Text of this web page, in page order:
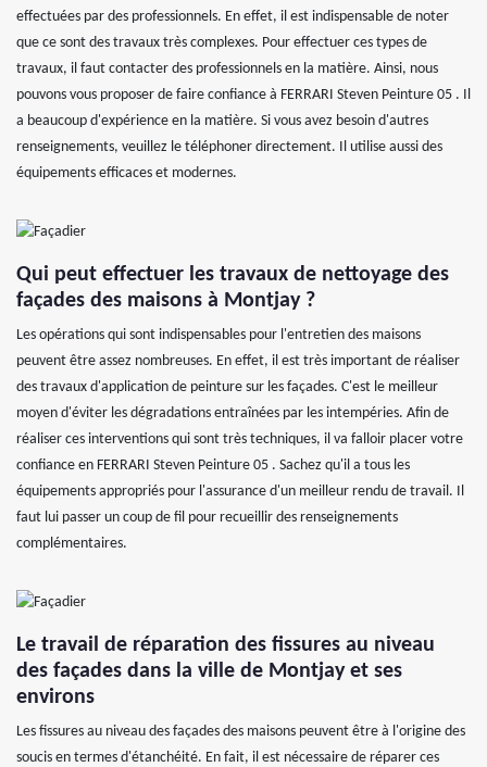
effectuées par des professionnels. En effet, il est indispensable de noter
que ce sont des travaux très complexes. Pour effectuer ces types de
travaux, il faut contacter des professionnels en la matière. Ainsi, nous
pouvons vous proposer de faire confiance à FERRARI Steven Peinture 05 . Il
a beaucoup d'expérience en la matière. Si vous avez besoin d'autres
renseignements, veuillez le téléphoner directement. Il utilise aussi des
équipements efficaces et modernes.
Qui peut effectuer les travaux de nettoyage des
façades des maisons à Montjay ?
Les opérations qui sont indispensables pour l'entretien des maisons
peuvent être assez nombreuses. En effet, il est très important de réaliser
des travaux d'application de peinture sur les façades. C'est le meilleur
moyen d'éviter les dégradations entraînées par les intempéries. Afin de
réaliser ces interventions qui sont très techniques, il va falloir placer votre
confiance en FERRARI Steven Peinture 05 . Sachez qu'il a tous les
équipements appropriés pour l'assurance d'un meilleur rendu de travail. Il
faut lui passer un coup de fil pour recueillir des renseignements
complémentaires.
Le travail de réparation des fissures au niveau
des façades dans la ville de Montjay et ses
environs
Les fissures au niveau des façades des maisons peuvent être à l'origine des
soucis en termes d'étanchéité. En fait, il est nécessaire de réparer ces